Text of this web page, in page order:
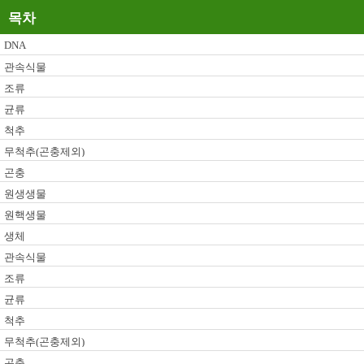
목차
DNA
관속식물
조류
균류
척추
무척추(곤충제외)
곤충
원생생물
원핵생물
생체
관속식물
조류
균류
척추
무척추(곤충제외)